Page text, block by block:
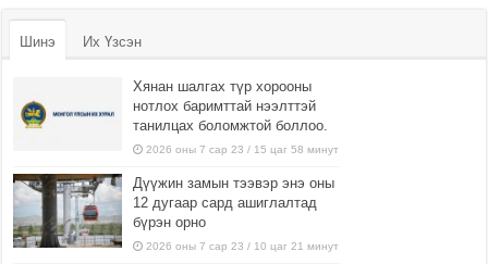
Шинэ Их Үзсэн
Хянан шалгах түр хорооны
нотлох баримттай нээлттэй
танилцах боломжтой боллоо.
2026 оны 7 сар 23 / 15 цаг 58 минут
Дүүжин замын тээвэр энэ оны
12 дугаар сард ашиглалтад
бүрэн орно
2026 оны 7 сар 23 / 10 цаг 21 минут